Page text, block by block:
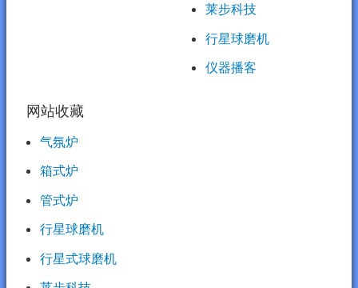
莱步科技
行星球磨机
仪器播客
网站收藏
气氛炉
箱式炉
管式炉
行星球磨机
行星式球磨机